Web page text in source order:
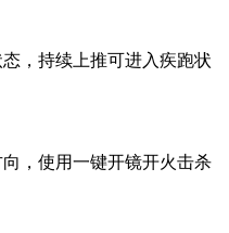
，持续上推可进入疾跑状
，使用一键开镜开火击杀